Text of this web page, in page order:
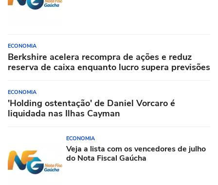
ECONOMIA
Berkshire acelera recompra de ações e reduz
reserva de caixa enquanto lucro supera previsões
ECONOMIA
'Holding ostentação' de Daniel Vorcaro é
liquidada nas Ilhas Cayman
ECONOMIA
Veja a lista com os vencedores de julho
do Nota Fiscal Gaúcha